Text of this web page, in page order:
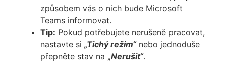
způsobem vás o nich bude Microsoft
Teams informovat.
Tip: Pokud potřebujete nerušeně pracovat,
nastavte si „Tichý režim“nebo jednoduše
přepněte stav na „Nerušit“.